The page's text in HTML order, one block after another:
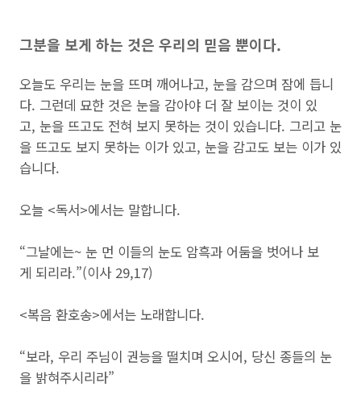
그분을 보게 하는 것은 우리의 믿음 뿐이다.
오늘도 우리는 눈을 뜨며 깨어나고, 눈을 감으며 잠에 듭니
다. 그런데 묘한 것은 눈을 감아야 더 잘 보이는 것이 있
고, 눈을 뜨고도 전혀 보지 못하는 것이 있습니다. 그리고 눈
을 뜨고도 보지 못하는 이가 있고, 눈을 감고도 보는 이가 있
습니다.
오늘 <독서>에서는 말합니다.
“그날에는~ 눈 먼 이들의 눈도 암흑과 어둠을 벗어나 보
게 되리라.”(이사 29,17)
<복음 환호송>에서는 노래합니다.
“보라, 우리 주님이 권능을 떨치며 오시어, 당신 종들의 눈
을 밝혀주시리라”